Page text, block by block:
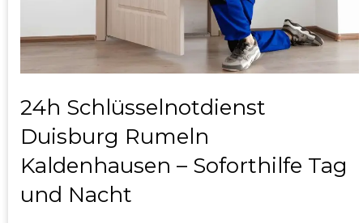
24h Schlüsselnotdienst
Duisburg Rumeln
Kaldenhausen – Soforthilfe Tag
und Nacht